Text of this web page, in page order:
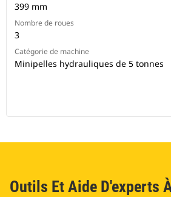
399 mm
Nombre de roues
3
Catégorie de machine
Minipelles hydrauliques de 5 tonnes
Outils Et Aide D'experts